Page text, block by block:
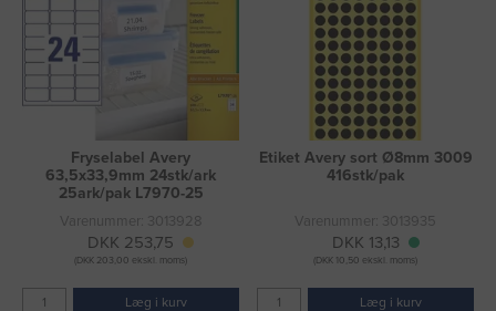
Fryselabel Avery
63,5x33,9mm 24stk/ark
25ark/pak L7970-25
Varenummer: 3013928
DKK 253,75
(DKK 203,00 ekskl. moms)
Læg i kurv
Etiket Avery sort Ø8mm 3009
416stk/pak
Varenummer: 3013935
DKK 13,13
(DKK 10,50 ekskl. moms)
Læg i kurv